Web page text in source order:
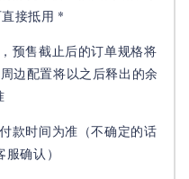
接抵用 *
预售截止后的订单规格将
边配置将以之后释出的余
款时间为准（不确定的话
确认）